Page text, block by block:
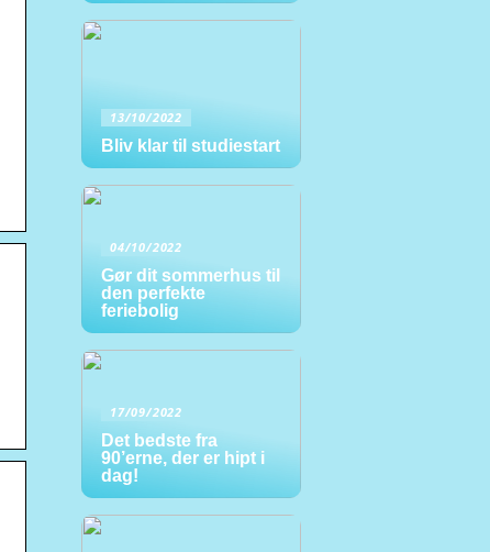
13/10/2022
Bliv klar til studiestart
04/10/2022
Gør dit sommerhus til
den perfekte
feriebolig
17/09/2022
Det bedste fra
90’erne, der er hipt i
dag!